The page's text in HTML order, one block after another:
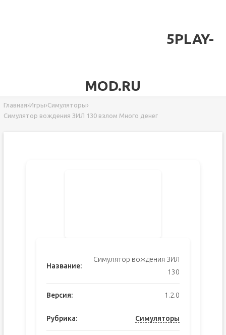
5PLAY-
MOD.RU
Главная›Игры›Симуляторы›
Симулятор вождения ЗИЛ 130 взлом Много денег
Название:
Симулятор вождения ЗИЛ
130
Версия: 1.2.0
Рубрика: Симуляторы